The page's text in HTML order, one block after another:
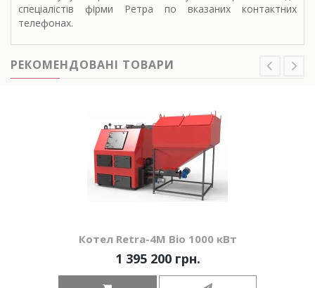
спеціалістів фірми Ретра по вказаних контактних
телефонах.
РЕКОМЕНДОВАНІ ТОВАРИ
Котел Retra-4М Bio 1000 кВт
1 395 200 грн.